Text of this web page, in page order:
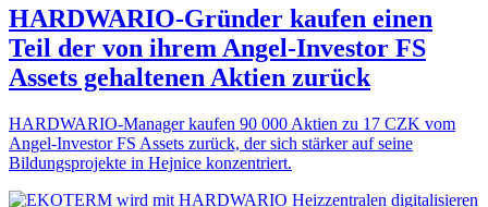
HARDWARIO-Gründer kaufen einen
Teil der von ihrem Angel-Investor FS
Assets gehaltenen Aktien zurück
HARDWARIO-Manager kaufen 90 000 Aktien zu 17 CZK vom
Angel-Investor FS Assets zurück, der sich stärker auf seine
Bildungsprojekte in Hejnice konzentriert.